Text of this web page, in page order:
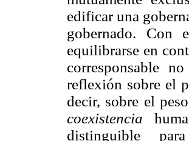
edificar una
gobernado. Con
equilibrarse en
corresponsable
reflexión sobre el
decir, sobre el
coexistencia
distinguible